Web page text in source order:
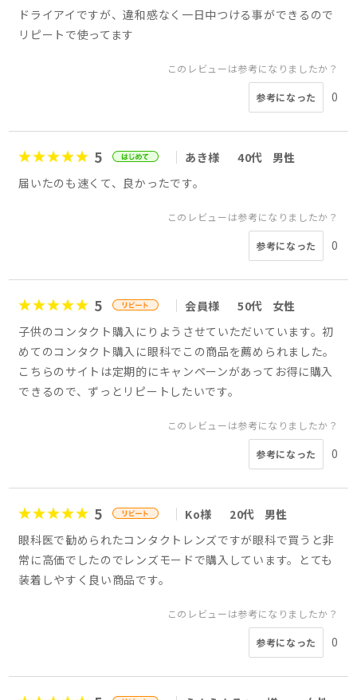
ドライアイですが、違和感なく一日中つける事ができるので
リピートで使ってます
このレビューは参考になりましたか？
参考になった 0
5 あき様 40代
男性
届いたのも速くて、良かったです。
このレビューは参考になりましたか？
参考になった 0
5 会員様 50代
女性
子供のコンタクト購入にりようさせていただいています。初
めてのコンタクト購入に眼科でこの商品を薦められました。
こちらのサイトは定期的にキャンペーンがあってお得に購入
できるので、ずっとリピートしたいです。
このレビューは参考になりましたか？
参考になった 0
5 Ko様 20代
男性
眼科医で勧められたコンタクトレンズですが眼科で買うと非
常に高価でしたのでレンズモードで購入しています。とても
装着しやすく良い商品です。
このレビューは参考になりましたか？
参考になった 0